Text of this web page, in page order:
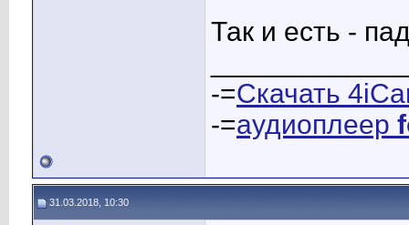
Так и есть -
-=Скачать
-=аудиоплеер
31.03.2018, 10:30